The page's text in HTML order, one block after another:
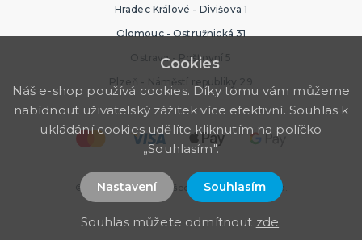
Hradec Králové - Divišova 1
Olomouc - Ostružnická 31
Ostrava - Poštovní 5
Plzeň - Náměstí republiky 29
© 2026 PartyWorld. Všechna práva vyhrazena.
Cookies
Náš e-shop používá cookies. Díky tomu vám můžeme
nabídnout uživatelský zážitek více efektivní. Souhlas k
ukládání cookies udělíte kliknutím na políčko
„Souhlasím".
Nastavení Souhlasím
Souhlas můžete odmítnout zde.